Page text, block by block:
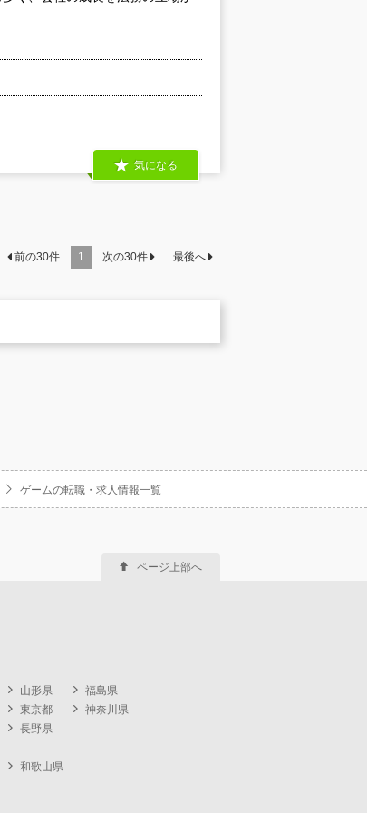
気になる
前の30件 1 次の30件 最後へ
ゲームの転職・求人情報一覧
山形県
福島県
東京都
神奈川県
長野県
和歌山県
ページ上部へ